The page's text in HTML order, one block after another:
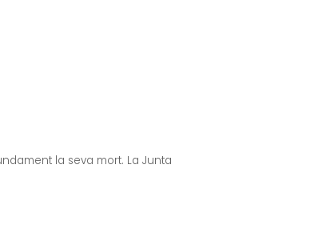
la seva mort. La Junta